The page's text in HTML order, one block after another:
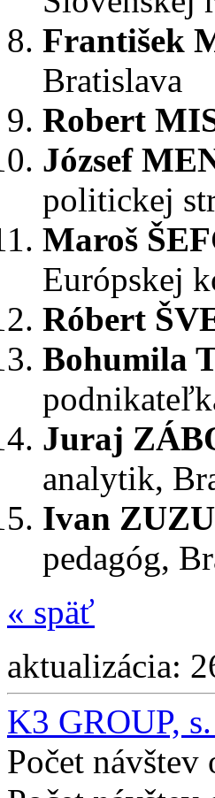
František
Bratislava
Robert
József
politickej
Maroš
Európskej
Róbert
Bohumila
Juraj
analytik,
Ivan
pedagóg,
« späť
aktualizácia:
K3 GROUP,
Počet